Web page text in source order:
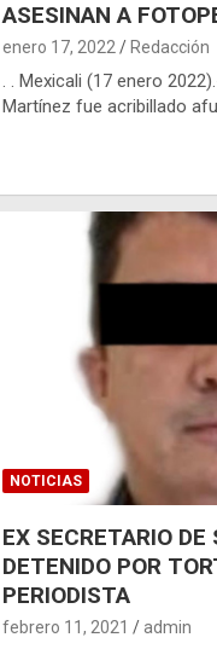
ASESINAN A
enero 17, 2022 Redacción
. . Mexicali (17 enero
Martínez fue acribillado
NOTICIAS
EX SECRETARIO DE
DETENIDO POR
PERIODISTA
febrero 11, 2021 admin